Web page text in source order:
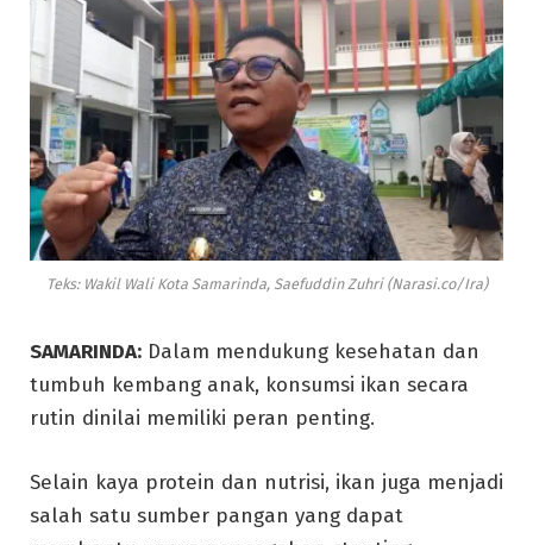
Teks: Wakil Wali Kota Samarinda, Saefuddin Zuhri (Narasi.co/Ira)
SAMARINDA: Dalam mendukung kesehatan dan
tumbuh kembang anak, konsumsi ikan secara
rutin dinilai memiliki peran penting.
Selain kaya protein dan nutrisi, ikan juga menjadi
salah satu sumber pangan yang dapat